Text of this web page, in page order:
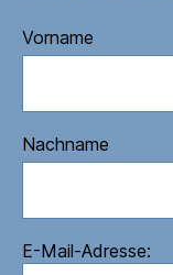
Vorname
Nachname
E-Mail-Adresse: